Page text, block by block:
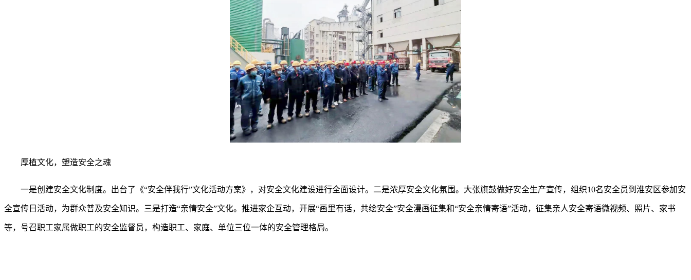
厚植文化，塑造安全之魂
一是创建安全文化制度。出台了《“安全伴我行”文化活动方案》，对安全文化建设进行全面设计。二是浓厚安全文化氛围。大张旗鼓做好安全生产宣传，组织10名安全员到淮安区参加安
全宣传日活动，为群众普及安全知识。三是打造“亲情安全”文化。推进家企互动，开展“画里有话，共绘安全”安全漫画征集和“安全亲情寄语”活动，征集亲人安全寄语微视频、照片、家书
等，号召职工家属做职工的安全监督员，构造职工、家庭、单位三位一体的安全管理格局。